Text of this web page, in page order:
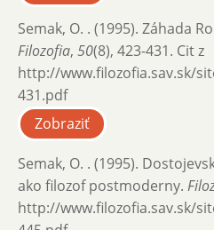
Semak, O. . (1995). Záhada
Filozofia, 50(8), 423-431. Cit z
http://www.filozofia.sav.sk/
431.pdf
Zobraziť
Semak, O. . (1995).
ako filozof postmoderny.
http://www.filozofia.sav.sk/